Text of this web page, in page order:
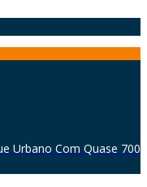
Urbano Com Quase 700